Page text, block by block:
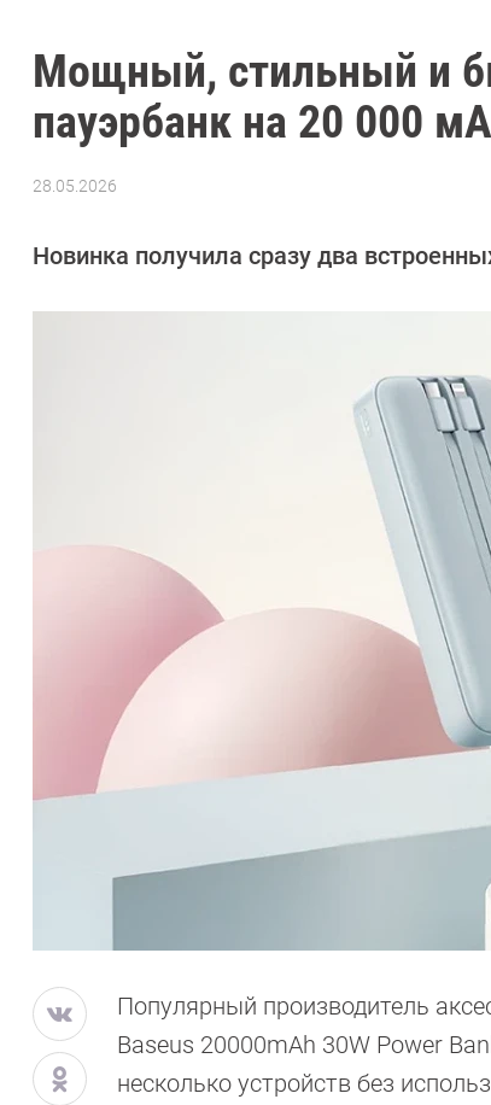
Мощный, стильный и
пауэрбанк на 20 000
28.05.2026
Довлатова
Новинка получила сразу два
Популярный производитель
Baseus 20000mAh 30W Power
несколько устройств без